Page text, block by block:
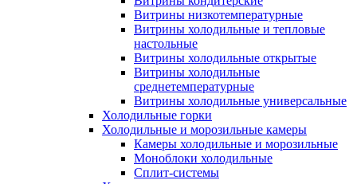
Витрины низкотемпературные
Витрины холодильные и тепловые
настольные
Витрины холодильные открытые
Витрины холодильные
среднетемпературные
Витрины холодильные универсальные
Холодильные горки
Холодильные и морозильные камеры
Камеры холодильные и морозильные
Моноблоки холодильные
Сплит-системы